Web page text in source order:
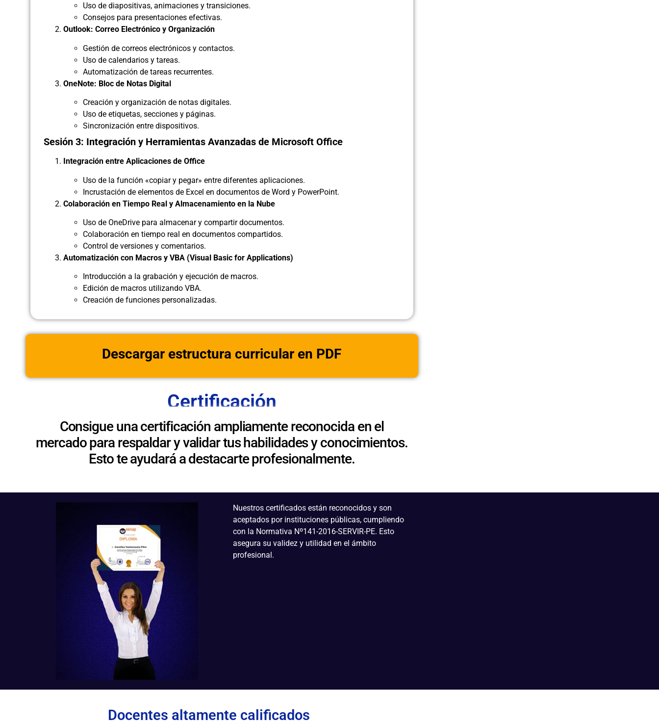
Uso de diapositivas, animaciones y transiciones.
Consejos para presentaciones efectivas.
Outlook: Correo Electrónico y Organización
Gestión de correos electrónicos y contactos.
Uso de calendarios y tareas.
Automatización de tareas recurrentes.
OneNote: Bloc de Notas Digital
Creación y organización de notas digitales.
Uso de etiquetas, secciones y páginas.
Sincronización entre dispositivos.
Sesión 3: Integración y Herramientas Avanzadas de Microsoft Office
Integración entre Aplicaciones de Office
Uso de la función «copiar y pegar» entre diferentes aplicaciones.
Incrustación de elementos de Excel en documentos de Word y PowerPoint.
Colaboración en Tiempo Real y Almacenamiento en la Nube
Uso de OneDrive para almacenar y compartir documentos.
Colaboración en tiempo real en documentos compartidos.
Control de versiones y comentarios.
Automatización con Macros y VBA (Visual Basic for Applications)
Introducción a la grabación y ejecución de macros.
Edición de macros utilizando VBA.
Creación de funciones personalizadas.
Descargar estructura curricular en PDF
Certificación
Consigue una certificación ampliamente reconocida en el
mercado para respaldar y validar tus habilidades y conocimientos.
Esto te ayudará a destacarte profesionalmente.
Nuestros certificados están reconocidos y son
aceptados por instituciones públicas, cumpliendo
con la Normativa Nº141-2016-SERVIR-PE. Esto
asegura su validez y utilidad en el ámbito
profesional.
Docentes altamente calificados